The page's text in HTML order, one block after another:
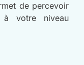
de percevoir
à votre niveau